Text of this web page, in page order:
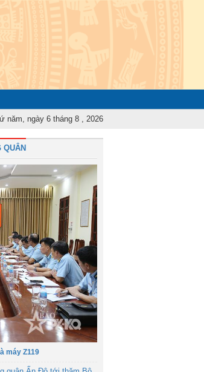
vụ công tác kiểm tra, giám sát năm 2025
năm, ngày 6 tháng 8 , 2026
QUÂN
máy Z119